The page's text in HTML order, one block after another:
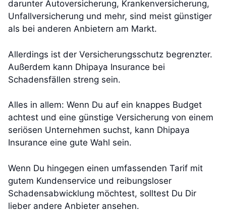
darunter Autoversicherung, Krankenversicherung,
Unfallversicherung und mehr, sind meist günstiger
als bei anderen Anbietern am Markt.
Allerdings ist der Versicherungsschutz begrenzter.
Außerdem kann Dhipaya Insurance bei
Schadensfällen streng sein.
Alles in allem: Wenn Du auf ein knappes Budget
achtest und eine günstige Versicherung von einem
seriösen Unternehmen suchst, kann Dhipaya
Insurance eine gute Wahl sein.
Wenn Du hingegen einen umfassenden Tarif mit
gutem Kundenservice und reibungsloser
Schadensabwicklung möchtest, solltest Du Dir
lieber andere Anbieter ansehen.